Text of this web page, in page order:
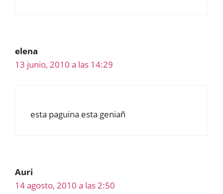
elena
13 junio, 2010 a las 14:29
esta paguina esta geniañ
Auri
14 agosto, 2010 a las 2:50